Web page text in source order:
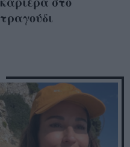
τραγούδι